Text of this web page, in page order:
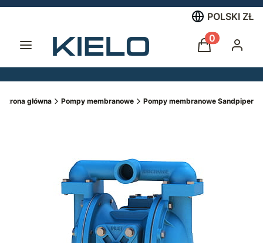
POLSKI ZŁ
Menu Produkty w
Koszyk
Strona główna Pompy membranowe Pompy membranowe Sandpiper